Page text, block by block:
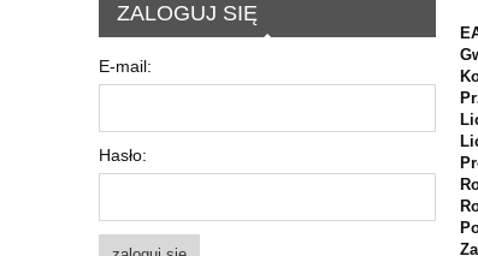
ZALOGUJ SIĘ
E-mail:
Hasło: